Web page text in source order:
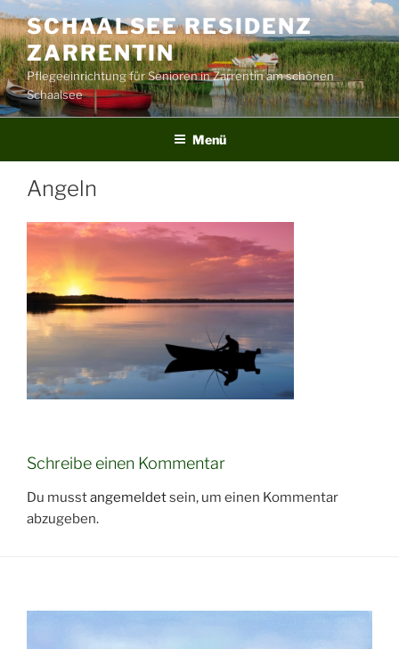
Zum
Inhalt
springen
SCHAALSEE RESIDENZ
ZARRENTIN
Pflegeeinrichtung für Senioren in Zarrentin am schönen
Schaalsee
Menü
Angeln
Schreibe einen Kommentar
Du musstangemeldetsein, um einen Kommentar
abzugeben.